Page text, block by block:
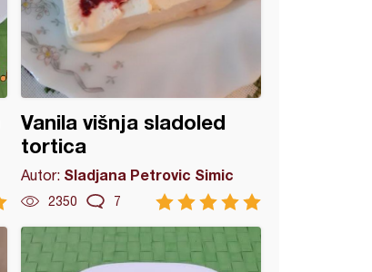
Vanila višnja sladoled
tortica
Autor: Sladjana Petrovic Simic
2350 7